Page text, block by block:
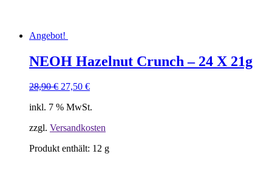
Angebot!
NEOH Hazelnut Crunch – 24 X 21g
28,90€ Ursprünglicher
war:
27,50 €Aktueller
ist:
inkl. 7 % MwSt.
zzgl. Versandkosten
Produkt enthält: 12 g